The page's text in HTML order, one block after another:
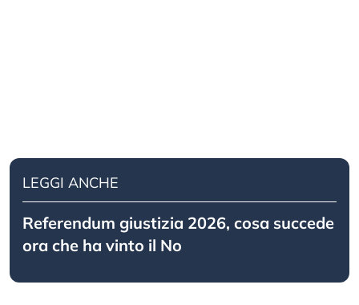
LEGGI ANCHE
Referendum giustizia 2026, cosa succede
ora che ha vinto il No